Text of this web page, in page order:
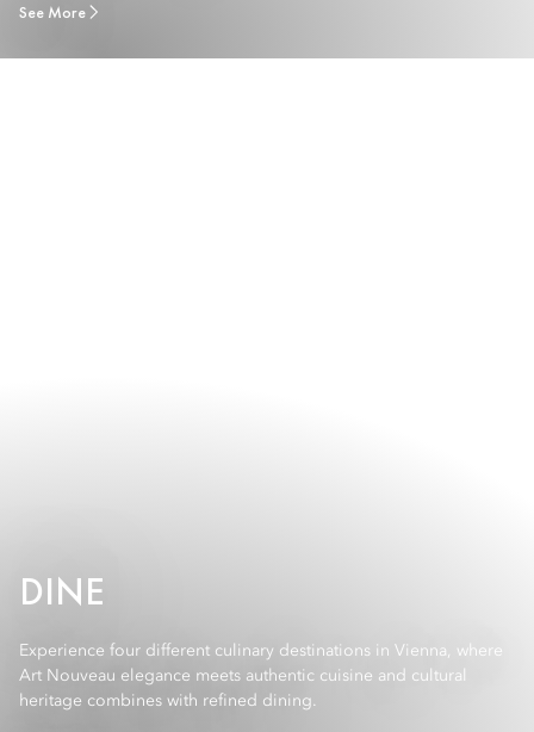
See More
DINE
Experience four different culinary destinations in Vienna, where
Art Nouveau elegance meets authentic cuisine and cultural
heritage combines with refined dining.